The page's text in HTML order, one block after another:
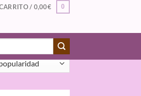
/ 0,00€ 0